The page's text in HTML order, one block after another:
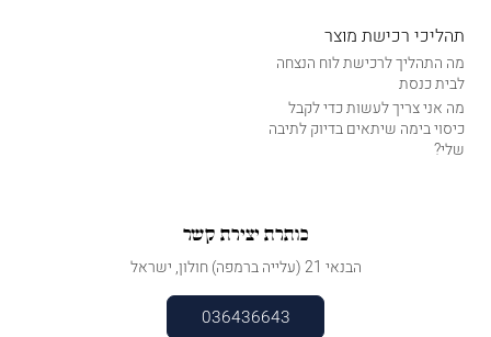
תהליכי רכישת מוצר
מה התהליך לרכישת לוח הנצחה
לבית כנסת
מה אני צריך לעשות כדי לקבל
כיסוי בימה שיתאים בדיוק לתיבה
שלי?
כותרת יצירת קשר
הבנאי 21 (עלייה ברמפה) חולון, ישראל
036436643